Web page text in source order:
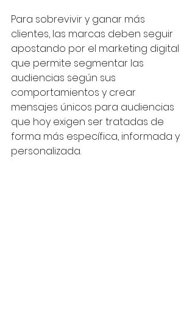
Para sobrevivir y ganar más
clientes, las marcas deben seguir
apostando por el marketing digital
que permite segmentar las
audiencias según sus
comportamientos y crear
mensajes únicos para audiencias
que hoy exigen ser tratadas de
forma más específica, informada y
personalizada.